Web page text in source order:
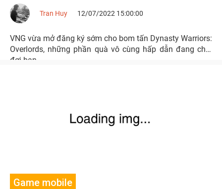
Tran Huy 12/07/2022 15:00:00
VNG vừa mở đăng ký sớm cho bom tấn Dynasty Warriors:
Overlords, những phần quà vô cùng hấp dẫn đang chơi
đợi bạn.
Game mobile